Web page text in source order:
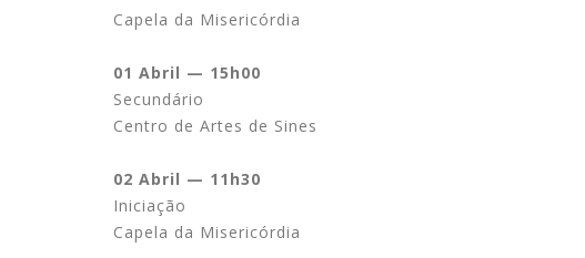
Capela da Misericórdia
01 Abril — 15h00
Secundário
Centro de Artes de Sines
02 Abril — 11h30
Iniciação
Capela da Misericórdia